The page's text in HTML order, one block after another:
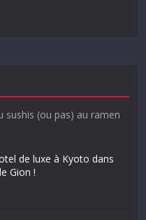
sushis (ou pas) au ramen
de luxe à Kyoto dans
Gion !